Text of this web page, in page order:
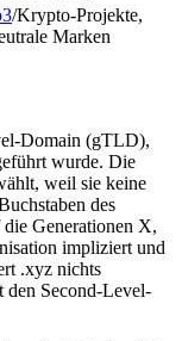
/Krypto-Projekte,
Marken
Domain (gTLD),
wurde. Die
weil sie keine
des
Generationen X,
impliziert und
.xyz nichts
den Second-Level-